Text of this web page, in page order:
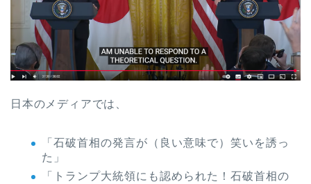
日本のメディアでは、
「石破首相の発言が（良い意味で）笑いを誘っ
た」
「トランプ大統領にも認められた！石破首相の